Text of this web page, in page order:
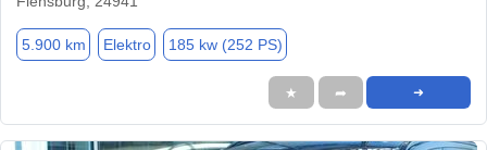
5.900 km Elektro 185 kw (252 PS)
★ ➦ ➜